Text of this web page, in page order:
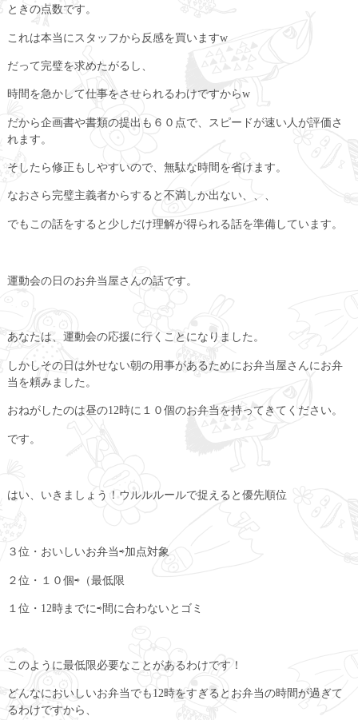
ときの点数です。
これは本当にスタッフから反感を買いますw
だって完璧を求めたがるし、
時間を急かして仕事をさせられるわけですからw
だから企画書や書類の提出も６０点で、スピードが速い人が評価さ
れます。
そしたら修正もしやすいので、無駄な時間を省けます。
なおさら完璧主義者からすると不満しか出ない、、、
でもこの話をすると少しだけ理解が得られる話を準備しています。
運動会の日のお弁当屋さんの話です。
あなたは、運動会の応援に行くことになりました。
しかしその日は外せない朝の用事があるためにお弁当屋さんにお弁
当を頼みました。
おねがしたのは昼の12時に１０個のお弁当を持ってきてください。
です。
はい、いきましょう！ウルルルールで捉えると優先順位
３位・おいしいお弁当⇨加点対象
２位・１０個⇨（最低限
１位・12時までに⇨間に合わないとゴミ
このように最低限必要なことがあるわけです！
どんなにおいしいお弁当でも12時をすぎるとお弁当の時間が過ぎて
るわけですから、